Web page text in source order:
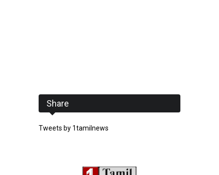
Share
Tweets by 1tamilnews